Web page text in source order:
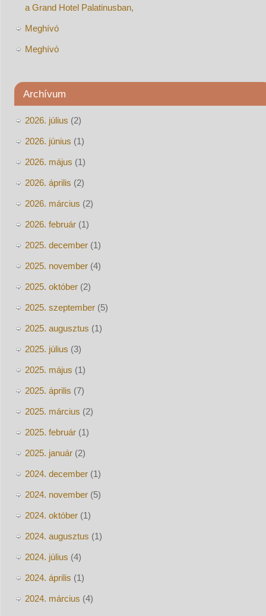
a Grand Hotel Palatinusban,
Meghívó
Meghívó
Archívum
2026. július (2)
2026. június (1)
2026. május (1)
2026. április (2)
2026. március (2)
2026. február(1)
2025. december(1)
2025. november(4)
2025. október(2)
2025. szeptember(5)
2025. augusztus (1)
2025. július (3)
2025. május (1)
2025. április (7)
2025. március (2)
2025. február(1)
2025. január(2)
2024. december(1)
2024. november(5)
2024. október(1)
2024. augusztus (1)
2024. július (4)
2024. április (1)
2024. március (4)